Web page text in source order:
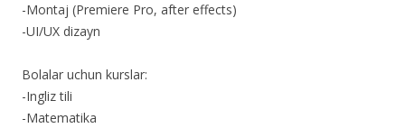
-Montaj (Premiere Pro, after effects)
-UI/UX dizayn
Bolalar uchun kurslar:
-Ingliz tili
-Matematika